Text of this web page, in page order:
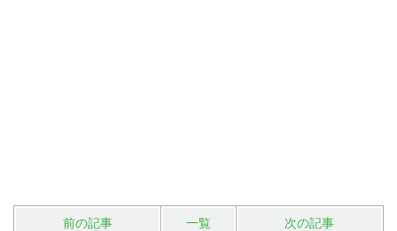
前の記事 一覧 次の記事